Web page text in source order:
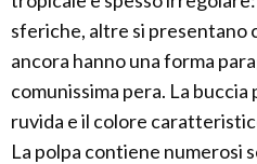
sferiche, altre si presentano
ancora hanno una forma
comunissima pera. La
ruvida e il colore
La polpa contiene numerosi